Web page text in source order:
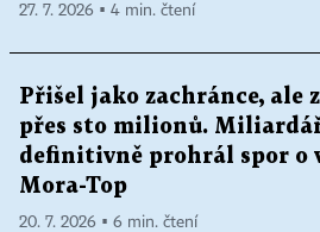
27. 7. 2026 ▪ 4 min. čtení
Přišel jako zachránce, ale
přes sto milionů.
definitivně prohrál spor o
Mora-Top
20. 7. 2026 ▪ 6 min. čtení